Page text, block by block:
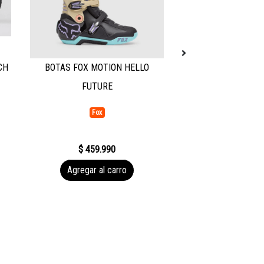
BOTAS FOX MOTION HELLO
FUTURE
Fox
$ 459.990
Agregar al carro